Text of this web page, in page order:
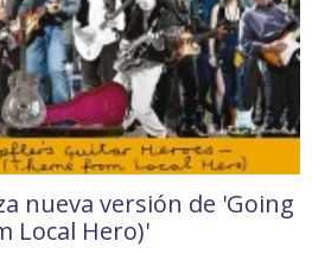
nueva versión de 'Going
Local Hero)'